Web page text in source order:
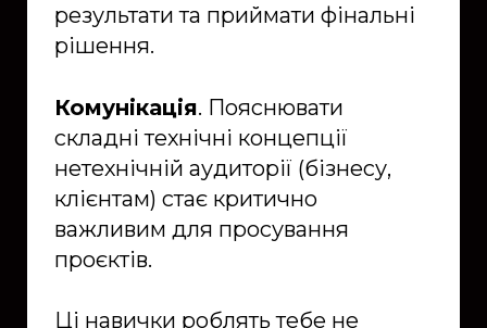
результати та приймати фінальні
рішення.
Комунікація. Пояснювати
складні технічні концепції
нетехнічній аудиторії (бізнесу,
клієнтам) стає критично
важливим для просування
проєктів.
Ці навички роблять тебе не